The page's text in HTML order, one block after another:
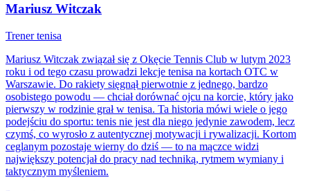
Mariusz Witczak
Trener tenisa
Mariusz Witczak związał się z Okęcie Tennis Club w lutym 2023
roku i od tego czasu prowadzi lekcje tenisa na kortach OTC w
Warszawie. Do rakiety sięgnął pierwotnie z jednego, bardzo
osobistego powodu — chciał dorównać ojcu na korcie, który jako
pierwszy w rodzinie grał w tenisa. Ta historia mówi wiele o jego
podejściu do sportu: tenis nie jest dla niego jedynie zawodem, lecz
czymś, co wyrosło z autentycznej motywacji i rywalizacji. Kortom
ceglanym pozostaje wierny do dziś — to na mączce widzi
największy potencjał do pracy nad techniką, rytmem wymiany i
taktycznym myśleniem.